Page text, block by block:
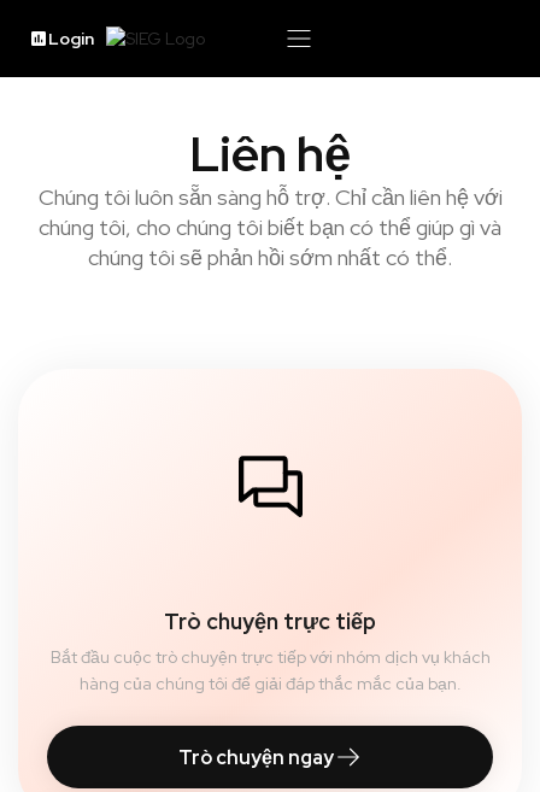
Login
Liên hệ
Chúng tôi luôn sẵn sàng hỗ trợ. Chỉ cần liên hệ với
chúng tôi, cho chúng tôi biết bạn có thể giúp gì và
chúng tôi sẽ phản hồi sớm nhất có thể.
Trò chuyện trực tiếp
Bắt đầu cuộc trò chuyện trực tiếp với nhóm dịch vụ khách
hàng của chúng tôi để giải đáp thắc mắc của bạn.
Trò chuyện ngay